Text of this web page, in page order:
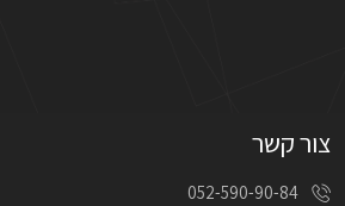
צור קשר
052-590-90-84